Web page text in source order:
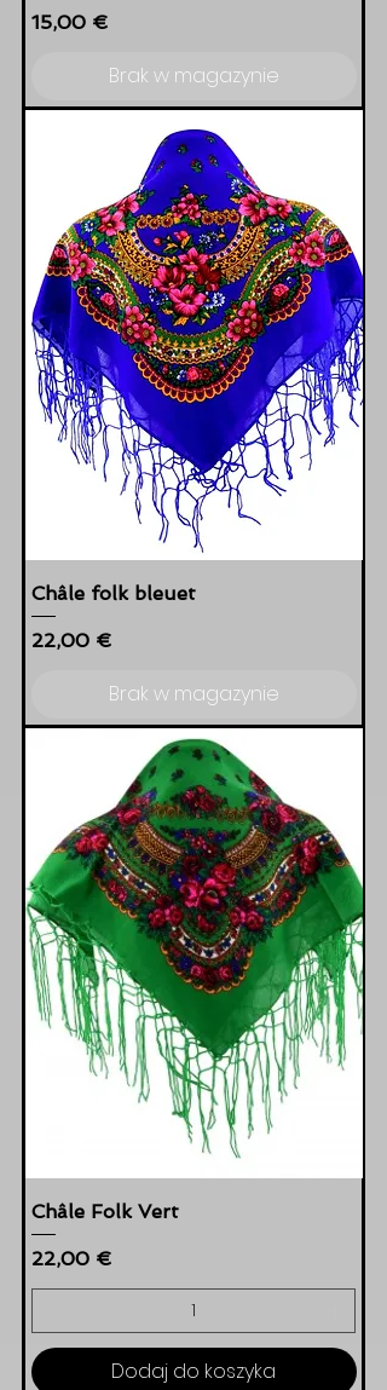
Cena
15,00 €
Brak w magazynie
Châle folk bleuet
Cena
22,00 €
Brak w magazynie
Châle Folk Vert
Cena
22,00 €
Dodaj do koszyka